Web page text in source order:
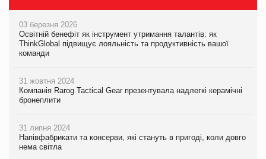
03 березня 2026
Освітній бенефіт як інструмент утримання талантів: як
ThinkGlobal підвищує лояльність та продуктивність вашої
команди
31 жовтня 2024
Компанія Rarog Tactical Gear презентувала надлегкі керамічні
бронеплити
31 липня 2024
Напівфабрикати та консерви, які стануть в пригоді, коли довго
нема світла